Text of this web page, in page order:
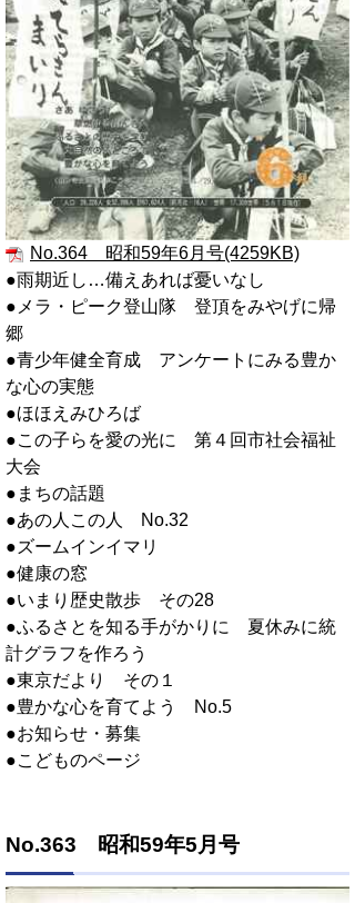
No.364 昭和59年6月号(4259KB)
●雨期近し…備えあれば憂いなし
●メラ・ピーク登山隊 登頂をみやげに帰
郷
●青少年健全育成 アンケートにみる豊か
な心の実態
●ほほえみひろば
●この子らを愛の光に 第４回市社会福祉
大会
●まちの話題
●あの人この人 No.32
●ズームインイマリ
●健康の窓
●いまり歴史散歩 その28
●ふるさとを知る手がかりに 夏休みに統
計グラフを作ろう
●東京だより その１
●豊かな心を育てよう No.5
●お知らせ・募集
●こどものページ
No.363 昭和59年5月号